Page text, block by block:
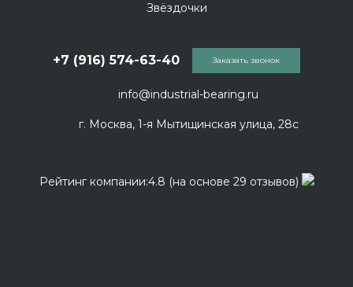
Звёздочки
info@industrial-bearing.ru
+7 (916) 574-63-40
г. Москва, 1-я Мытищинская улица, 28с
Заказать звонок
Рейтинг компании:4.8 (на основе 29 отзывов)